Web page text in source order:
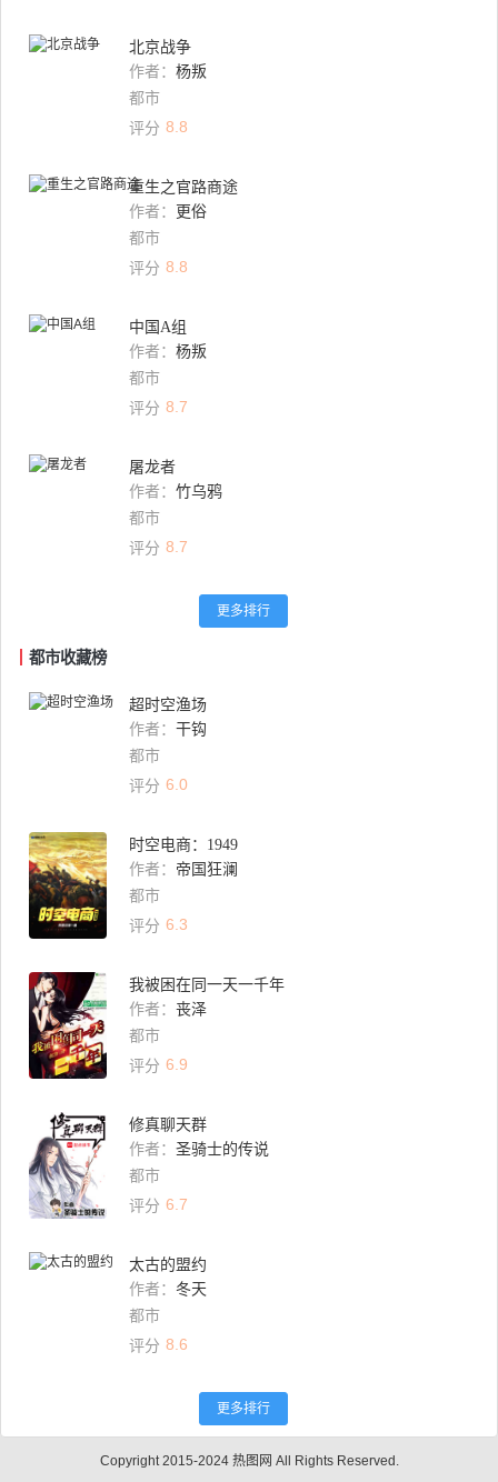
北京战争
作者： 杨叛
都市
评分 8.8
重生之官路商途
作者：
更俗
都市
评分 8.8
中国A组
作者： 杨叛
都市
评分 8.7
屠龙者
作者： 竹乌鸦
都市
评分 8.7
更多排行
都市收藏榜
超时空渔场
作者： 干钩
都市
评分 6.0
时空电商：1949
作者： 帝国狂澜
都市
评分 6.3
我被困在同一天一千年
作者： 丧泽
都市
评分 6.9
修真聊天群
作者： 圣骑士的传说
都市
评分 6.7
太古的盟约
作者： 冬天
都市
评分 8.6
更多排行
Copyright 2015-2024 热图网 All Rights Reserved.